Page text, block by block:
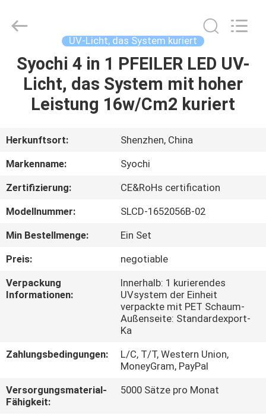
HAUS
PRODUKTE
ÜBER
UNS
FABRIK-
AUSFLUG
QUALITÄTSKONTROLLE
TRETEN
UNS
VERBINDUNG
Electronics
Reserved.
UV-Licht, das System kuriert
Syochi 4 in 1 PFEILER LED UV-
Licht, das System mit hoher
Leistung 16w/Cm2 kuriert
Herkunftsort:
Shenzhen, China
Markenname:
Syochi
Zertifizierung:
CE&RoHs certification
Modellnummer:
SLCD-1652056B-02
Min Bestellmenge:
Ein Set
Preis:
negotiable
Verpackung
Informationen:
Innerhalb: 1 kurierendes
UVsystem der Einheit
verpackte mit PET Schaum-
Außenseite: Standardexport-
Ka
Zahlungsbedingungen:
L/C, T/T, Western Union,
MoneyGram, PayPal
Versorgungsmaterial-
Fähigkeit:
5000 Sätze pro Monat